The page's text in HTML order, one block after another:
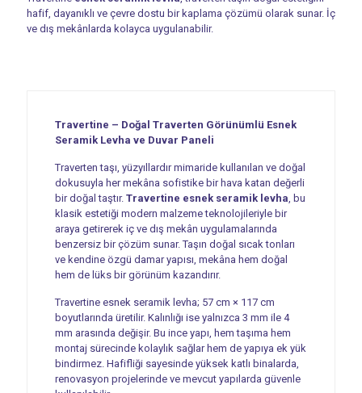
-
PF
hafif, dayanıklı ve çevre dostu bir kaplama çözümü olarak sunar. İç
ve dış mekânlarda kolayca uygulanabilir.
Travertine – Doğal Traverten Görünümlü Esnek
Seramik Levha ve Duvar Paneli
Traverten taşı, yüzyıllardır mimaride kullanılan ve doğal
dokusuyla her mekâna sofistike bir hava katan değerli
bir doğal taştır. Travertine esnek seramik levha , bu
klasik estetiği modern malzeme teknolojileriyle bir
araya getirerek iç ve dış mekân uygulamalarında
benzersiz bir çözüm sunar. Taşın doğal sıcak tonları
ve kendine özgü damar yapısı, mekâna hem doğal
hem de lüks bir görünüm kazandırır.
Travertine esnek seramik levha; 57 cm × 117 cm
boyutlarında üretilir. Kalınlığı ise yalnızca 3 mm ile 4
mm arasında değişir. Bu ince yapı, hem taşıma hem
montaj sürecinde kolaylık sağlar hem de yapıya ek yük
bindirmez. Hafifliği sayesinde yüksek katlı binalarda,
renovasyon projelerinde ve mevcut yapılarda güvenle